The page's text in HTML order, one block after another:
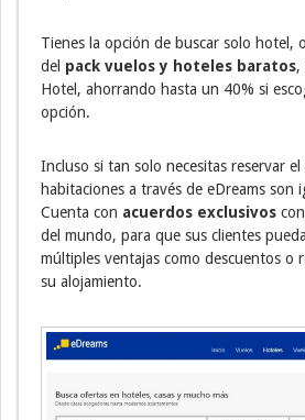
Tienes la opción de buscar solo hotel,
del pack vuelos y hoteles baratos,
Hotel, ahorrando hasta un 40% si
opción.
Incluso si tan solo necesitas reservar
habitaciones a través de eDreams son
Cuenta con acuerdos exclusivos
del mundo, para que sus clientes
múltiples ventajas como descuentos o
su alojamiento.